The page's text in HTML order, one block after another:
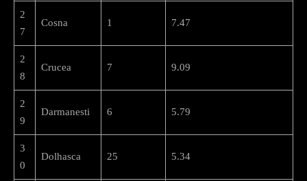
2
7
Cosna 1 7.47
2
8
Crucea 7 9.09
2
9
Darmanesti 6 5.79
3
0
Dolhasca 25 5.34